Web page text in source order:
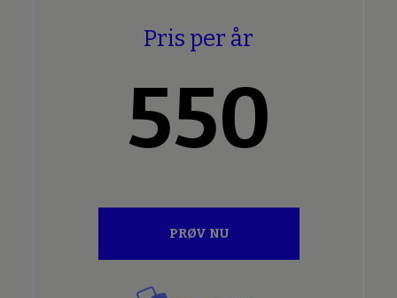
Pris per år
550
PRØV NU